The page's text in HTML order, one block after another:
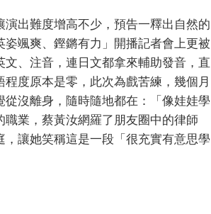
出難度增高不少，預告一釋出自然的
颯爽、鏗鏘有力」開播記者會上更被
、注音，連日文都拿來輔助發音，直
度原本是零，此次為戲苦練，幾個月
沒離身，隨時隨地都在：「像娃娃學
業，蔡黃汝網羅了朋友圈中的律師
讓她笑稱這是一段「很充實有意思學